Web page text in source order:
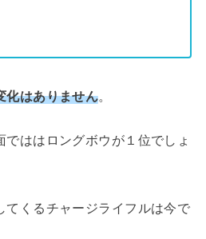
化はありません。
ははロングボウが１位でしょ
てくるチャージライフルは今で